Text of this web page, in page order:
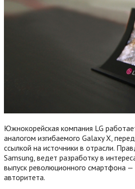
Южнокорейская компания LG
аналогом изгибаемого Galaxy X,
ссылкой на источники в отрасли.
Samsung, ведет разработку в
выпуск революционного смартфона —
авторитета.